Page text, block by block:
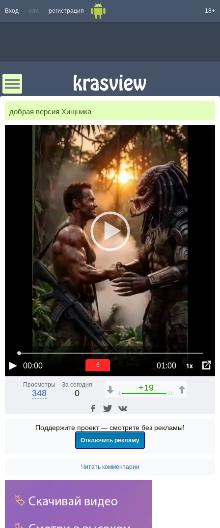
Вход или регистрация 18+
добрая версия Хищника
00:00 01:00 1x
6
Просмотры
348
За сегодня
0
+19
1 20
Поддержите проект — смотрите без рекламы!
Отключить рекламу
Читать комментарии